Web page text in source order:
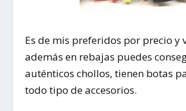
Es de mis preferidos por precio y
además en rebajas puedes
auténticos chollos, tienen botas
todo tipo de accesorios.